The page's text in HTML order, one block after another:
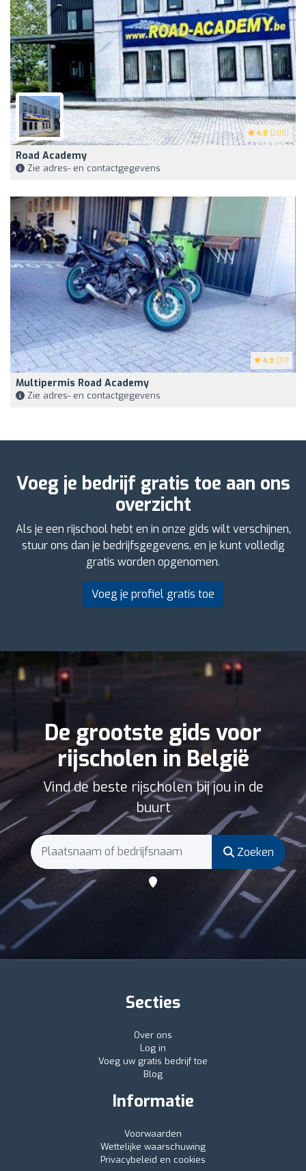
4.8 (200)
Road Academy
Zie adres- en contactgegevens
4.9 (37)
Multipermis Road Academy
Zie adres- en contactgegevens
Voeg je bedrijf gratis toe aan ons
overzicht
Als je een rijschool hebt en in onze gids wilt verschijnen,
stuur ons dan je bedrijfsgegevens, en je kunt volledig
gratis worden opgenomen.
Voeg je profiel gratis toe
De grootste gids voor
rijscholen in België
Vind de beste rijscholen bij jou in de
buurt
Zoeken
Secties
Over ons
Log in
Voeg uw gratis bedrijf toe
Blog
Informatie
Voorwaarden
Wettelijke waarschuwing
Privacybeleid en cookies